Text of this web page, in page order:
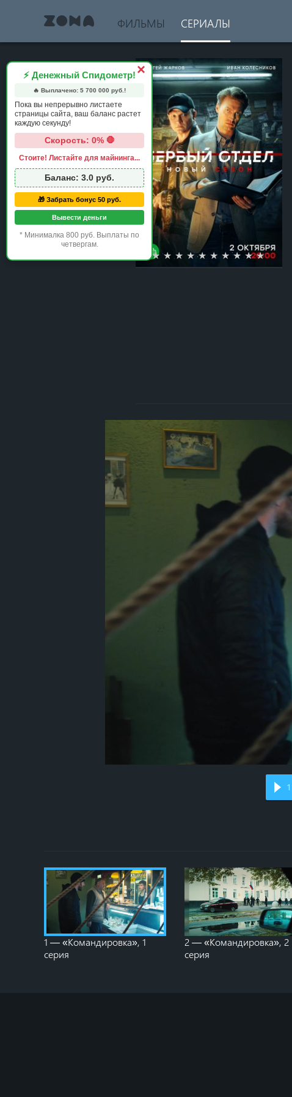
ФИЛЬМЫ СЕРИАЛЫ
10 stars
9 stars
8 stars
7 stars
6 stars
5 stars
4 stars
3 stars
2 stars
1 star
1
1 — «Командировка», 1
серия
2 — «Командировка», 2
серия
×
⚡ Денежный Спидометр!
🔥 Выплачено: 5 700 000 руб.!
Пока вы непрерывно листаете
страницы сайта, ваш баланс растет
каждую секунду!
Скорость: 0% 🛑
Стоите! Листайте для майнинга...
Баланс: 3.0 руб.
🎁 Забрать бонус 50 руб.
Вывести деньги
* Минималка 800 руб. Выплаты по
четвергам.